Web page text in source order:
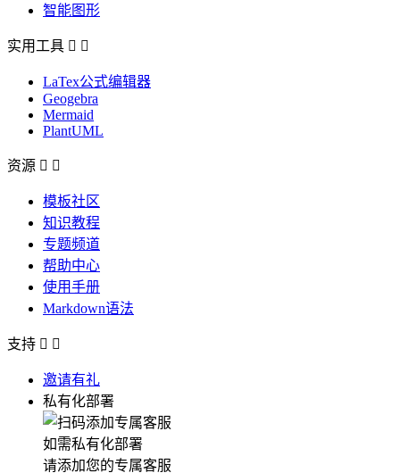
智能图形
实用工具  
LaTex公式编辑器
Geogebra
Mermaid
PlantUML
资源  
模板社区
知识教程
专题频道
帮助中心
使用手册
Markdown语法
支持  
邀请有礼
私有化部署
如需私有化部署
请添加您的专属客服